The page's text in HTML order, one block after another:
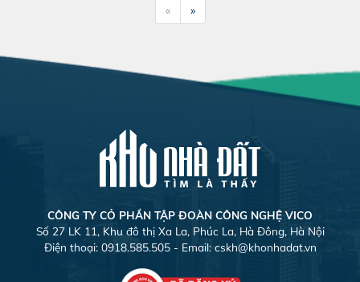
« »
CÔNG TY CỎ PHẦN TẬP ĐOÀN CÔNG NGHỆ VICO
Số 27 LK 11, Khu đô thị Xa La, Phúc La, Hà Đông, Hà Nội
Điện thoại: 0918.585.505 - Email: cskh@khonhadat.vn